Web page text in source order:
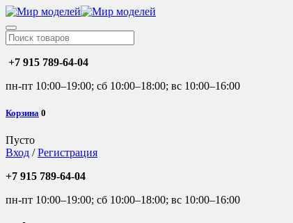
+7 915 789-64-04
пн-пт 10:00–19:00; сб 10:00–18:00; вс 10:00–16:00
Корзина 0
Пусто
Вход /Регистрация
+7 915 789-64-04
пн-пт 10:00–19:00; сб 10:00–18:00; вс 10:00–16:00